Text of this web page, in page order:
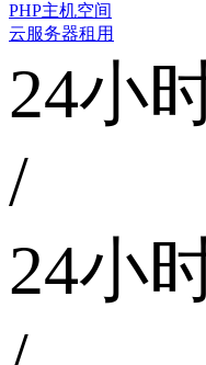
PHP主机空间
云服务器租用
24小
/
24小